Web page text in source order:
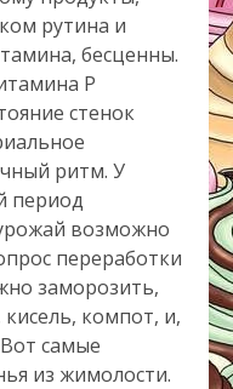
рутина и
бесценны.
Р
стенок
ритм. У
период
возможно
переработки
заморозить,
компот, и,
самые
из жимолости.